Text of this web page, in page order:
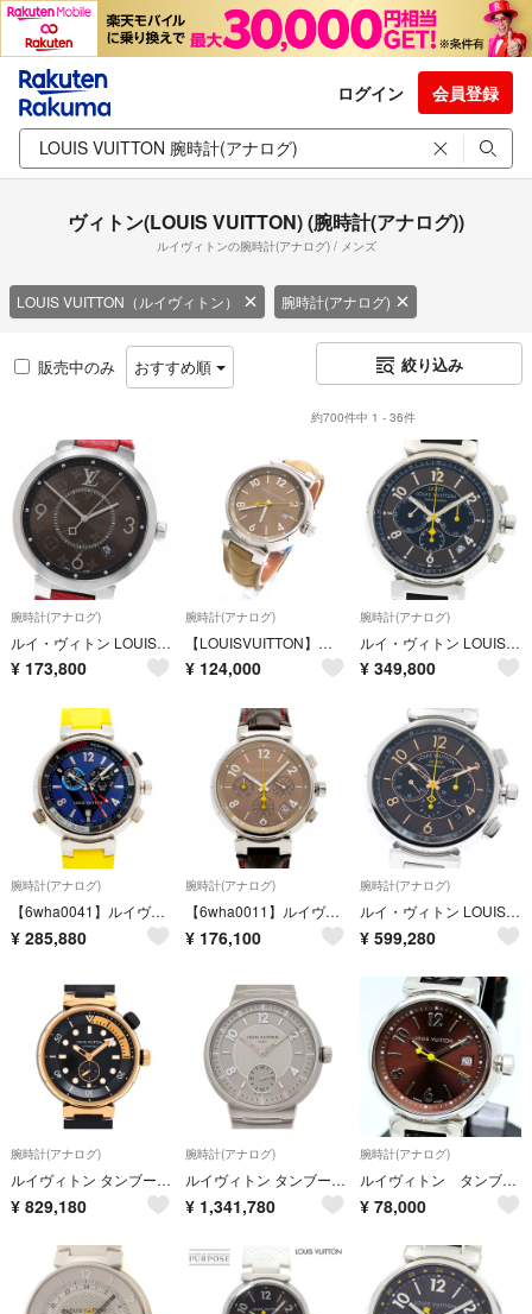
ログイン 会員登録
ヴィトン(LOUIS VUITTON) (腕時計(アナログ))
ルイヴィトンの腕時計(アナログ) / メンズ
LOUIS VUITTON（ルイヴィトン） 腕時計(アナログ)
販売中のみ おすすめ順 絞り込み
約700件中 1 - 36件
腕時計(アナログ)
ルイ・ヴィトン LOUIS VUITTON QA005 タンブールスリム モノグラム デイト クォーツ メンズ _970539
¥ 173,800
腕時計(アナログ)
【LOUISVUITTON】☆新品同様☆ルイヴィトン時計 タンブール Q1112
¥ 124,000
腕時計(アナログ)
ルイ・ヴィトン LOUIS VUITTON Q1141 タンブール クロノグラフ エルプリメロ デイト 自動巻き メンズ _933666
¥ 349,800
腕時計(アナログ)
【6wha0041】ルイヴィトン タンブール レガッタ クロノグラフ アラーム Q102D ネイビー文字盤【中古】腕時計 メンズ
¥ 285,880
腕時計(アナログ)
【6wha0011】ルイヴィトン タンブール クロノグラフ Q1122 ブラウン文字盤【中古】腕時計 メンズ
¥ 176,100
腕時計(アナログ)
ルイ・ヴィトン LOUIS VUITTON Q114A タンブール エルプリメロ クロノグラフ デイト 自動巻き メンズ 良品 箱・保証書付き_959567
¥ 599,280
腕時計(アナログ)
ルイヴィトン タンブール オトマティック ストリート ダイバー ブラックブレイズ QA123 自動巻き ステンレススティール ピンクゴールド メンズ LOUIS VUITTON 【中古】 【時計】
¥ 829,180
腕時計(アナログ)
ルイヴィトン タンブール オトマティック W1ST1 自動巻き ステンレススティール メンズ LOUIS VUITTON 【中古】 【時計】
¥ 1,341,780
腕時計(アナログ)
ルイヴィトン タンブール Q1211 ブラウン レディース 腕時計 クォーツ
¥ 78,000